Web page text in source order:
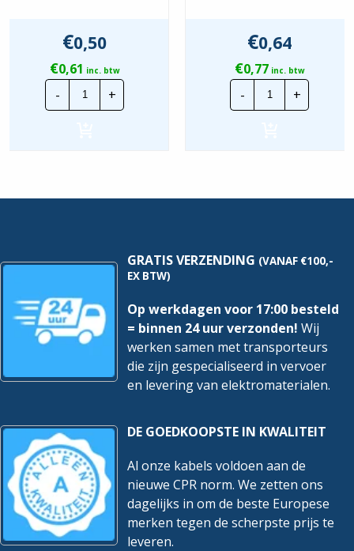
€0,50
€0,61 inc. btw
-
CTie
80x2.5mm
Standaard
stuks
+
€0,64
€0,77inc. btw
-
CTie
100x2.5mm
Standaard
Per
+
GRATIS VERZENDING (VANAF €100,-
EX BTW)
Op werkdagen voor 17:00 besteld
= binnen 24 uur verzonden! Wij
werken samen met transporteurs
die zijn gespecialiseerd in vervoer
en levering van elektromaterialen.
DE GOEDKOOPSTE IN KWALITEIT
Al onze kabels voldoen aan de
nieuwe CPR norm. We zetten ons
dagelijks in om de beste Europese
merken tegen de scherpste prijs te
leveren.